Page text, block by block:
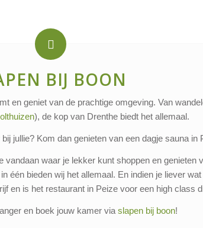
BIJ BOON
en geniet van de prachtige omgeving. Van
), de kop van Drenthe biedt het allemaal.
jullie? Kom dan genieten van een dagje sauna in
waar je lekker kunt shoppen en genieten
één bieden wij het allemaal. En indien je liever
en is het restaurant in Peize voor een high class
en boek jouw kamer via slapen bij boon!